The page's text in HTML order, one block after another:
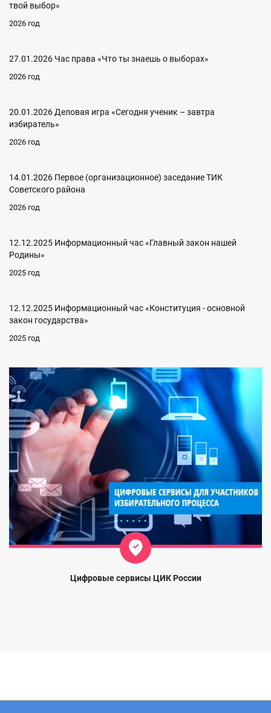
твой выбор»
2026 год
27.01.2026 Час права «Что ты знаешь о выборах»
2026 год
20.01.2026 Деловая игра «Сегодня ученик – завтра
избиратель»
2026 год
14.01.2026 Первое (организационное) заседание ТИК
Советского района
2026 год
12.12.2025 Информационный час «Главный закон нашей
Родины»
2025 год
12.12.2025 Информационный час «Конституция - основной
закон государства»
2025 год
Цифровые сервисы ЦИК России